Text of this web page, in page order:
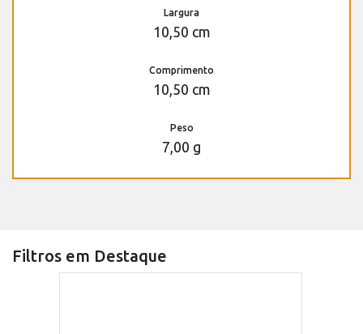
Largura
10,50 cm
Comprimento
10,50 cm
Peso
7,00 g
Filtros em Destaque